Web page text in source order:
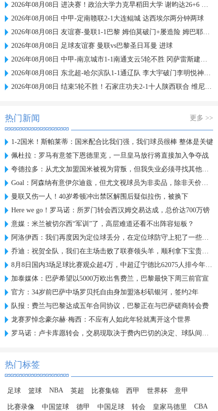
2026年08月08日 进决赛！政治大学力克早稻田大学 谢昀达26+6 波波卡22+15+7
2026年08月08日 中甲-定南赣联2-1大连鲲城 达西埃尔两分钟两球
2026年08月08日 友谊赛-曼联1-1巴黎 姆伯莫破门+屡造险 姆巴耶建功芒特伤退
2026年08月08日 足球友谊赛 曼联vs巴黎圣日耳曼 进球
2026年08月08日 中甲-南京城市1-1南通支云5轮不胜 冈萨雷斯建功董洪麟破门救主
2026年08月08日 东北超-哈尔滨队1-1通辽队 李大宇破门李明悦神仙球扳平
2026年08月08日 结束5轮不胜！石家庄功夫2-1十人陕西联合 维尼修斯制胜曹康直红
热门新闻 更多 >>
1-2国米！斯帕莱蒂：国米配合比我们强，我们球员很棒 整体是关键
佩杜拉：罗马有意签下恩德里克，一旦皇马放行将直接加入争夺战
夸德拉多：从尤文加盟国米被视为背叛，但我失业必须寻找其他选择
Goal：阿森纳有意伊尔迪兹，但尤文视球员为非卖品，除非天价购买
曼联又伤一人！40岁希顿冲出禁区解围后疑似拉伤，被换下
Here we go！罗马诺：所罗门转会西汉姆交易达成，总价达700万镑
意媒：米兰被切尔西“军训”了，高层难道还看不出阵容短板？
阿洛伊西：我们再度因为定位球丢分，在定位球防守上犯了一些错误
乔迪：祝贺全队，我们在主场击败了联赛领头羊，顺利拿下宝贵三分
8月8日国内3场足球比赛观众超4万，中超辽宁德比62075人排今年第6
加泰媒体：巴萨希望以5000万欧出售费兰，巴黎最快下周三前官宣
官方：34岁前巴萨中场罗贝托自由身加盟洛杉矶银河，签约2年
队报：费兰与巴黎达成五年合同协议，巴黎正在与巴萨磋商转会费
龙赛罗悼念豪尔赫·梅西：不应有人如此年轻就离开这个世界
罗马诺：卢卡库愿转会，交易现取决于费内巴切的决定、球队间谈判
热门标签
足球 篮球 NBA 英超 比赛集锦 西甲 世界杯 意甲
比赛录像 中国篮球 德甲 中国足球 转会 皇家马德里 CBA